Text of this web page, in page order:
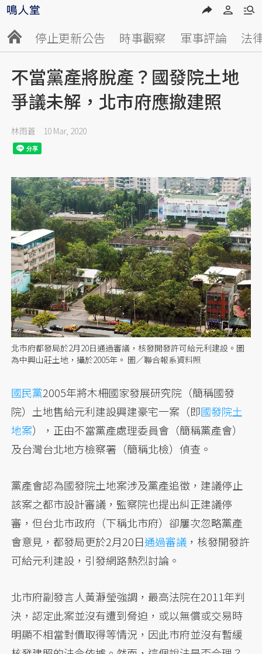
停止更新公告 時事觀察 軍事評論 法
不當黨產將脫產？國發院土地
爭議未解，北市府應撤建照
林雨蒼 10 Mar, 2020
北市府都發局於2月20日通過審議，核發開發許可給元利建設。圖
為中興山莊土地，攝於2005年。 圖／聯合報系資料照
國民黨2005年將木柵國家發展研究院（簡稱國發
院）土地售給元利建設興建豪宅一案（即國發院土
地案），正由不當黨產處理委員會（簡稱黨產會）
及台灣台北地方檢察署（簡稱北檢）偵查。
黨產會認為國發院土地案涉及黨產追徵，建議停止
該案之都市設計審議，監察院也提出糾正建議停
審，但台北市政府（下稱北市府）卻屢次忽略黨產
會意見，都發局更於2月20日通過審議 ，核發開發許
可給元利建設，引發網路熱烈討論。
北市府副發言人黃瀞瑩強調，最高法院在2011年判
決，認定此案並沒有遭到脅迫，或以無償或交易時
明顯不相當對價取得等情況，因此市府並沒有暫緩